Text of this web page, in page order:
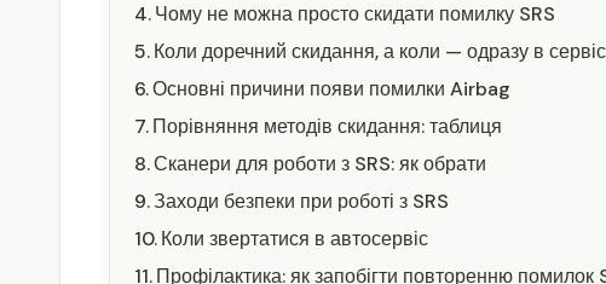
Чому не можна просто скидати помилку SRS
Коли доречний скидання, а коли — одразу в сервіс
Основні причини появи помилки Airbag
Порівняння методів скидання: таблиця
Сканери для роботи з SRS: як обрати
Заходи безпеки при роботі з SRS
Коли звертатися в автосервіс
Профілактика: як запобігти повторенню помилок